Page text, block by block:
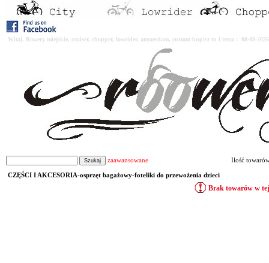
Witaj. Rowery miejskie, cruiser, chopper, lowrider, amsterdam, custom kupisz tu i teraz : 08-08-
zaawansowane Ilość
CZĘŚCI I AKCESORIA-osprzęt bagażowy-foteliki do przewożenia dzieci
Brak towarów w